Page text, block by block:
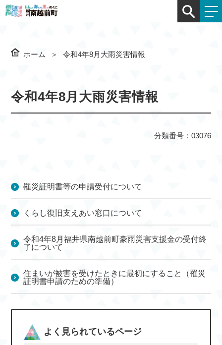
ホーム 令和4年8月大雨災害情報
令和4年8月大雨災害情報
分類番号：03076
罹災証明書等の申請受付について
くらし復旧支えあい窓口について
令和4年8月福井県南越前町豪雨災害支援金の受付終
了について
住まいが被害を受けたときに最初にすること（罹災
証明書申請のための準備）
よく見られているページ